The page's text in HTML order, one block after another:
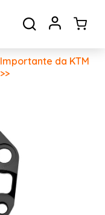
Importante da KTM